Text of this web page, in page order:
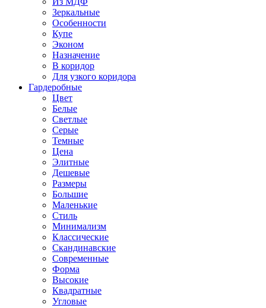
Зеркальные
Особенности
Купе
Эконом
Назначение
В коридор
Для узкого коридора
Гардеробные
Цвет
Белые
Светлые
Серые
Темные
Цена
Элитные
Дешевые
Размеры
Большие
Маленькие
Стиль
Минимализм
Классические
Скандинавские
Современные
Форма
Высокие
Квадратные
Угловые